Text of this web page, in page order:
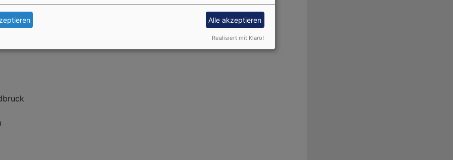
Alle akzeptieren
Realisiert mit Klaro!